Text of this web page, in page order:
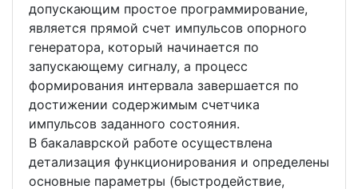
допускающим простое программирование,
является прямой счет импульсов опорного
генератора, который начинается по
запускающему сигналу, а процесс
формирования интервала завершается по
достижении содержимым счетчика
импульсов заданного состояния.
В бакалаврской работе осуществлена
детализация функционирования и определены
основные параметры (быстродействие,